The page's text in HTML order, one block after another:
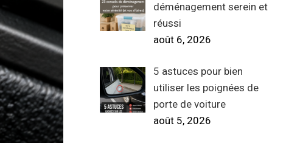
déménagement serein et
réussi
août 6, 2026
5 astuces pour bien
utiliser les poignées de
porte de voiture
août 5, 2026